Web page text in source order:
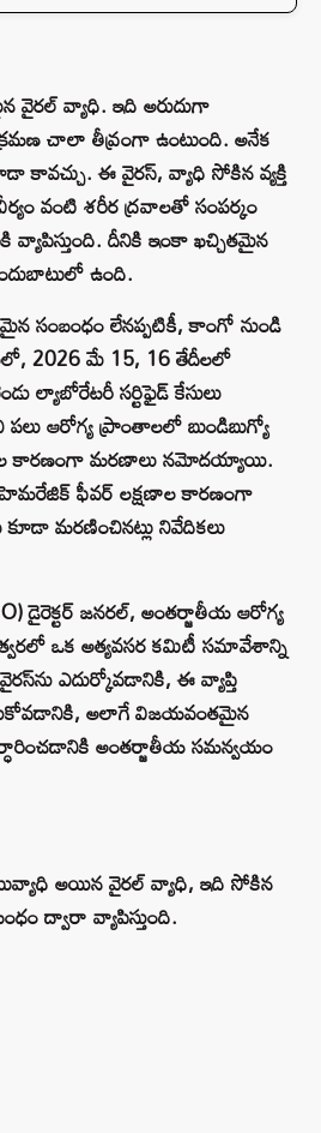
వ్యాధి. ఇది అరుదుగా
చాలా తీవ్రంగా ఉంటుంది. అనేక
కావచ్చు. ఈ వైరస్, వ్యాధి సోకిన వ్యక్తి
వంటి శరీర ద్రవాలతో సంపర్కం
దీనికి ఇంకా ఖచ్చితమైన
ఉంది.
సంబంధం లేనప్పటికీ, కాంగో నుండి
2026 మే 15, 16 తేదీలలో
ల్యాబోరేటరీ సర్టిఫైడ్ కేసులు
ఆరోగ్య ప్రాంతాలలో బుండిబుగ్యో
కారణంగా మరణాలు నమోదయ్యాయి.
ఫీవర్ లక్షణాల కారణంగా
కూడా మరణించినట్లు నివేదికలు
డైరెక్టర్ జనరల్, అంతర్జాతీయ ఆరోగ్య
ఒక అత్యవసర కమిటీ సమావేశాన్ని
ఎదుర్కోవడానికి, ఈ వ్యాప్తి
అలాగే విజయవంతమైన
అంతర్జాతీయ సమన్వయం
అయిన వైరల్ వ్యాధి, ఇది సోకిన
ద్వారా వ్యాపిస్తుంది.